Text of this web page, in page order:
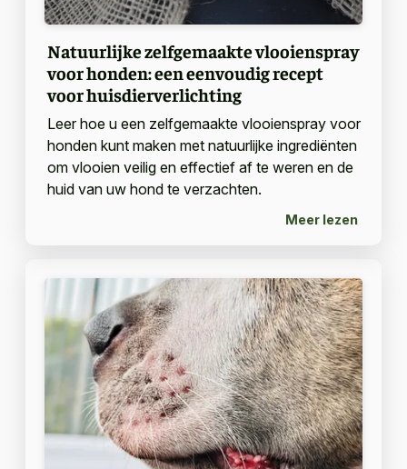
Natuurlijke zelfgemaakte vlooienspray
voor honden: een eenvoudig recept
voor huisdierverlichting
Leer hoe u een zelfgemaakte vlooienspray voor
honden kunt maken met natuurlijke ingrediënten
om vlooien veilig en effectief af te weren en de
huid van uw hond te verzachten.
Meer lezen